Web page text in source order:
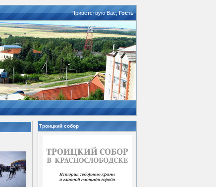
Приветствую Вас,Гость
Троицкий собор